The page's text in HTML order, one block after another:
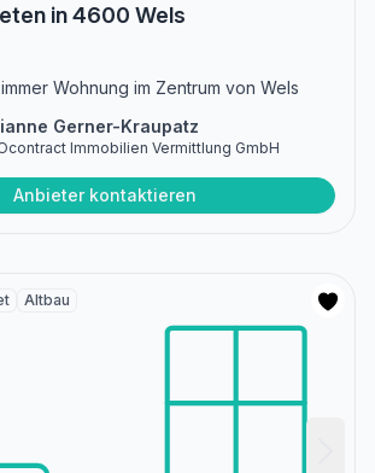
in 4600 Wels
Wohnung im Zentrum von Wels
Gerner-Kraupatz
Immobilien Vermittlung GmbH
Anbieter kontaktieren
Altbau